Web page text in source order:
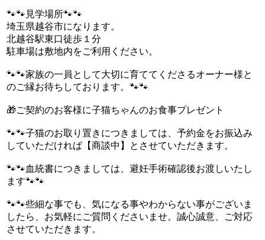
🐾🐾見学場所🐾🐾
埼玉県越谷市になります。
北越谷駅東口徒歩１分
駐車場は敷地内をご利用ください。
🐾🐾家族の一員として大切に育ててくださるオーナー様と
のご縁お待ちしております。🐾🐾
🎁ご契約のお客様に子猫ちゃんのお食事プレゼント
🐾🐾子猫のお取り置きにつきましては、予約金をお振込み
していただければ【商談中】とさせていただきます。
🐾🐾血統書につきましては、避妊手術確認後お渡しいたし
ます🐾🐾
🐾🐾些細な事でも、気になる事やわからない事がございま
したら、お気軽にご質問くださいませ。誠心誠意、ご対応
させていただきます。